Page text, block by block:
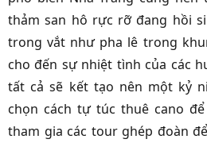
thảm san hô rực rỡ đang hồi
trong vắt như pha lê trong
cho đến sự nhiệt tình của các
tất cả sẽ kết tạo nên một kỷ
chọn cách tự túc thuê cano
tham gia các tour ghép đoàn